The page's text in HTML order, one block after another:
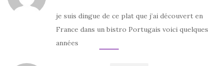
je suis dingue de ce plat que j’ai découvert en
France dans un bistro Portugais voici quelques
années